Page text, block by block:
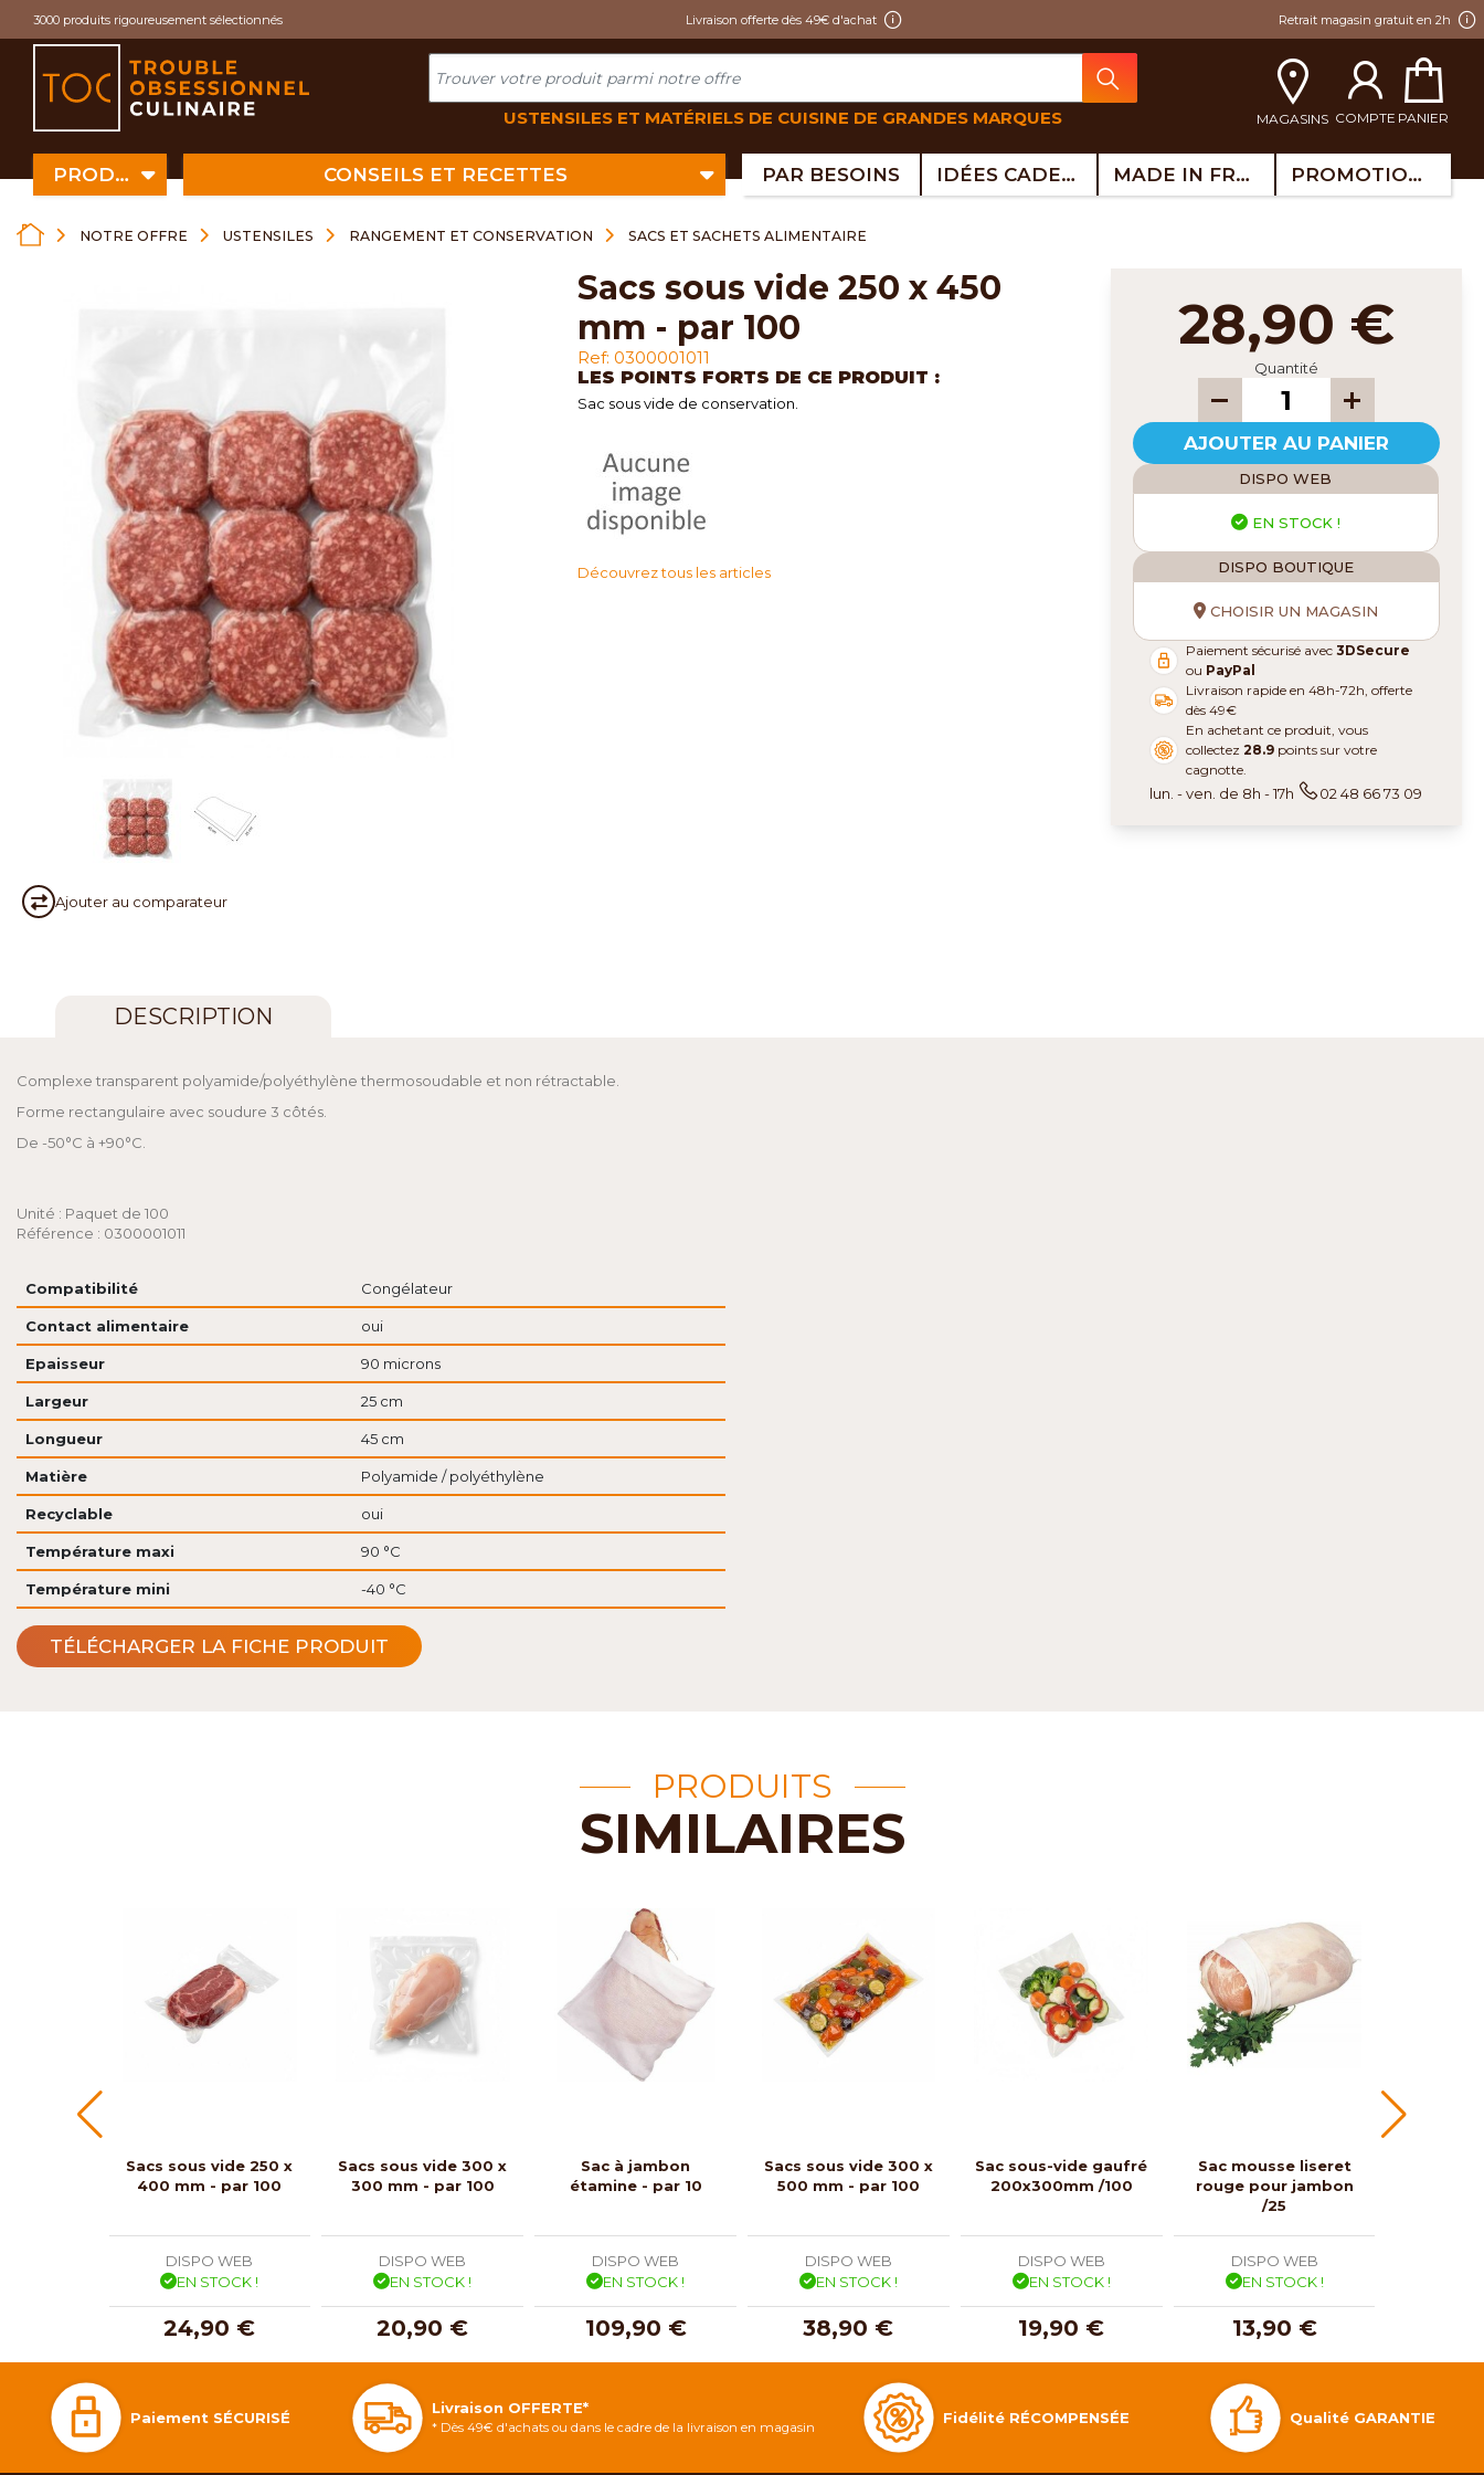
3000 produits rigoureusement sélectionnés Livraison offerte dès 49€ d'achat Retrait magasin gratuit en 2h
USTENSILES ET MATÉRIELS DE CUISINE DE GRANDES MARQUES MAGASINS COMPTE PANIER
PRODUITS CONSEILS ET RECETTES PAR BESOINS IDÉES CADEAUX MADE IN FRANCE PROMOTIONS
NOTRE OFFRE USTENSILES RANGEMENT ET CONSERVATION SACS ET SACHETS ALIMENTAIRE
Ajouter au comparateur
sacs sous vide 250 x 450
mm - par 100
Ref: 0300001011
LES POINTS FORTS DE CE PRODUIT :
Sac sous vide de conservation.
Découvrez tous les articles
28,90 €
Quantité
AJOUTER AU PANIER
DISPO WEB
EN STOCK !
DISPO BOUTIQUE
CHOISIR UN MAGASIN
Paiement sécurisé avec3DSecure
ou PayPal
Livraison rapide en 48h-72h, offerte
dès 49€
En achetant ce produit, vous
collectez28.9 points sur votre
cagnotte.
lun. - ven. de 8h - 17h 02 48 66 73 09
DESCRIPTION
Complexe transparent polyamide/polyéthylène thermosoudable et non rétractable.
Forme rectangulaire avec soudure 3 côtés.
De -50°C à +90°C.
Unité : Paquet de 100
Référence : 0300001011
Compatibilité Congélateur
Contact alimentaire oui
Epaisseur 90 microns
Largeur 25 cm
Longueur 45 cm
Matière Polyamide / polyéthylène
Recyclable oui
Température maxi 90 °C
Température mini -40 °C
TÉLÉCHARGER LA FICHE PRODUIT
PRODUITS
SIMILAIRES
Sacs sous vide 250 x
400 mm - par 100
DISPO WEB
EN STOCK !
24,90 €
Sacs sous vide 300 x
300 mm - par 100
DISPO WEB
EN STOCK !
20,90 €
Sac à jambon
étamine - par 10
DISPO WEB
EN STOCK !
109,90 €
Sacs sous vide 300 x
500 mm - par 100
DISPO WEB
EN STOCK !
38,90 €
Sac sous-vide gaufré
200x300mm /100
DISPO WEB
EN STOCK !
19,90 €
Sac mousse liseret
rouge pour jambon
/25
DISPO WEB
EN STOCK !
13,90 €
Paiement SÉCURISÉ
Livraison OFFERTE*
* Dès 49€ d'achats ou dans le cadre de la livraison en magasin
Fidélité RÉCOMPENSÉE Qualité GARANTIE